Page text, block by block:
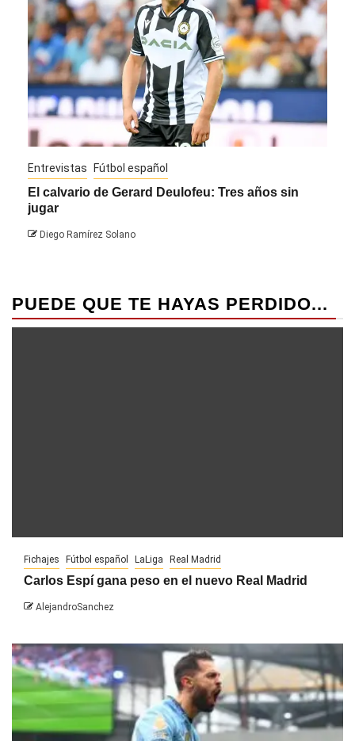
Entrevistas Fútbol español
El calvario de Gerard Deulofeu: Tres años sin
jugar
Diego Ramírez Solano
PUEDE QUE TE HAYAS PERDIDO...
Fichajes Fútbol español LaLiga Real Madrid
Carlos Espí gana peso en el nuevo Real Madrid
AlejandroSanchez